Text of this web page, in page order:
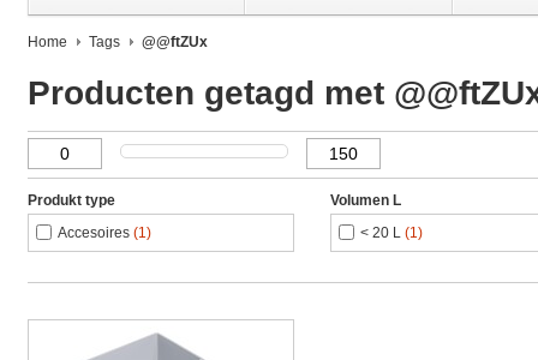
Home Tags @@ftZUx
Producten getagd met
Produkt type
Accesoires (1)
Volumen L
< 20 L (1)